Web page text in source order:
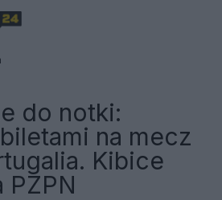
do notki:
na mecz
Kibice
PZPN